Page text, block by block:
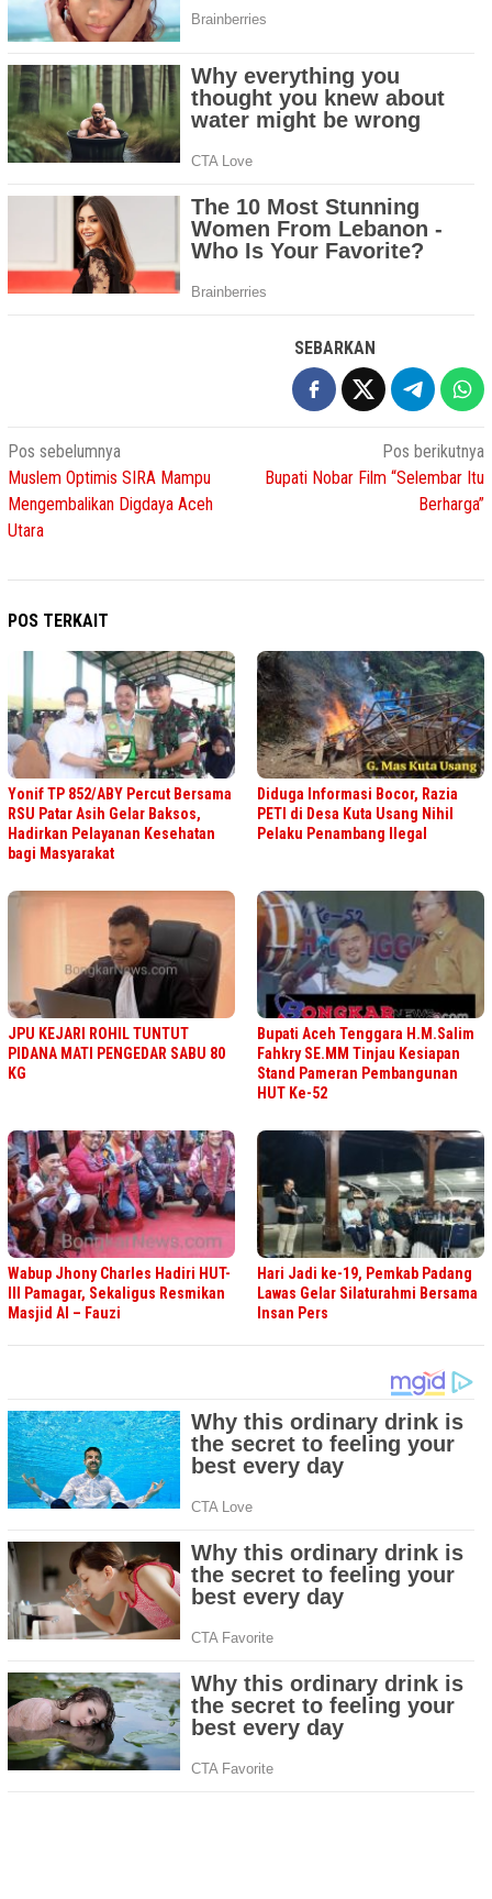
SEBARKAN
Navigasi
pos
Pos sebelumnya
Muslem Optimis SIRA Mampu
Mengembalikan Digdaya Aceh
Utara
Pos berikutnya
Bupati Nobar Film “Selembar Itu
Berharga”
POS TERKAIT
Yonif TP 852/ABY Percut Bersama
RSU Patar Asih Gelar Baksos,
Hadirkan Pelayanan Kesehatan
bagi Masyarakat
Diduga Informasi Bocor, Razia
PETI di Desa Kuta Usang Nihil
Pelaku Penambang Ilegal
JPU KEJARI ROHIL TUNTUT
PIDANA MATI PENGEDAR SABU 80
KG
Bupati Aceh Tenggara H.M.Salim
Fahkry SE.MM Tinjau Kesiapan
Stand Pameran Pembangunan
HUT Ke-52
Wabup Jhony Charles Hadiri HUT-
III Pamagar, Sekaligus Resmikan
Masjid Al – Fauzi
Hari Jadi ke-19, Pemkab Padang
Lawas Gelar Silaturahmi Bersama
Insan Pers